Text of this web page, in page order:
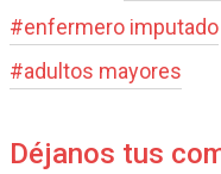
#enfermero imputado
#adultos mayores
Déjanos tus